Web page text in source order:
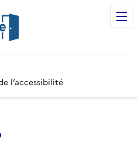
l’accessibilité
Twitter)